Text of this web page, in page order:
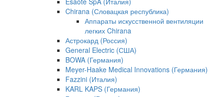
Chirana (Словацкая республика)
Аппараты искусственной вентиляции
легких Chirana
Астрокард (Россия)
General Electric (США)
BOWA (Германия)
Meyer-Haake Medical Innovations (Германия)
Fazzini (Италия)
KARL KAPS (Германия)